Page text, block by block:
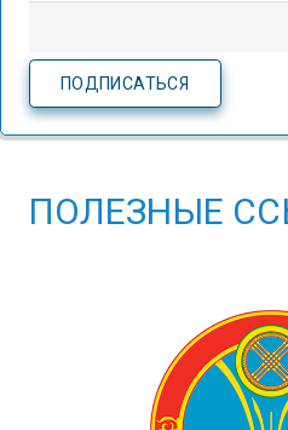
ПОЛЕЗНЫЕ